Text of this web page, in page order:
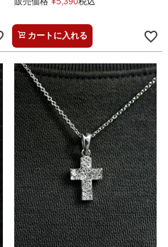
カートに入れる